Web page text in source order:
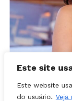
Este site
Este website
do usuário. Veja
POLÍTICA 03,
em